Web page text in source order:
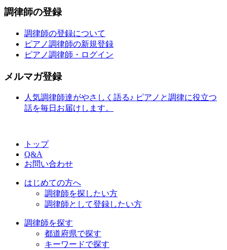
調律師の登録
調律師の登録について
ピアノ調律師の新規登録
ピアノ調律師・ログイン
メルマガ登録
人気調律師達がやさしく語る♪ ピアノと調律に役立つ
話を毎日お届けします。
トップ
Q&A
お問い合わせ
はじめての方へ
調律師を探したい方
調律師として登録したい方
調律師を探す
都道府県で探す
キーワードで探す